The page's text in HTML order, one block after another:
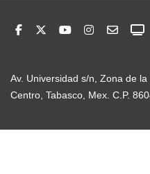
Av. Universidad s/n, Zona de
Centro, Tabasco, Mex. C.P.